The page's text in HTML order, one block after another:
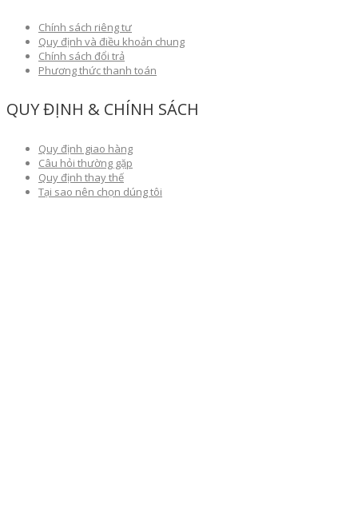
Chính sách riêng tư
Quy định và điều khoản chung
Chính sách đổi trả
Phương thức thanh toán
QUY ĐỊNH & CHÍNH SÁCH
Quy định giao hàng
Câu hỏi thường gặp
Quy định thay thế
Tại sao nên chọn dúng tôi